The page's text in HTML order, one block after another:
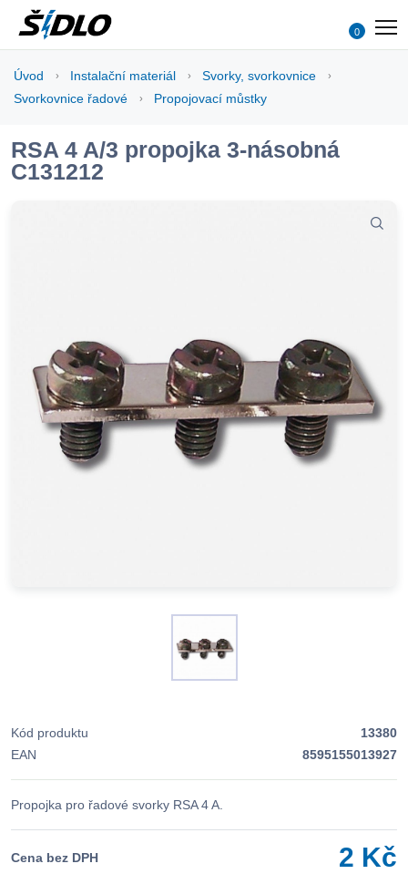
0
Úvod Instalační materiál
Svorky, svorkovnice
Svorkovnice řadové
Propojovací můstky
RSA 4 A/3 propojka 3-násobná
C131212
Kód produktu
13380
EAN
8595155013927
Propojka pro řadové svorky RSA 4 A.
Cena bez DPH 2 Kč